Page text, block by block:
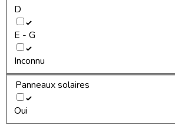
D
E - G
Inconnu
Panneaux solaires
Oui